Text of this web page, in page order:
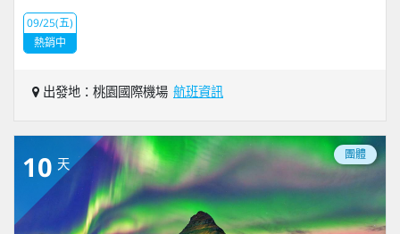
09/25(五)
熱銷中
出發地：桃園國際機場 航班資訊
10 天
團體